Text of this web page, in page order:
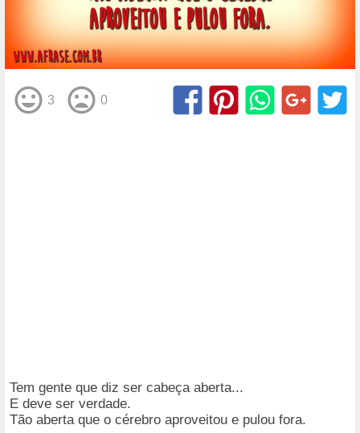
3 0
Tem gente que diz ser cabeça aberta...
E deve ser verdade.
Tão aberta que o cérebro aproveitou e pulou fora.